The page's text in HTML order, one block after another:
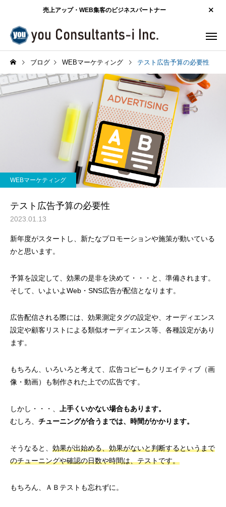
売上アップ・WEB集客のビジネスパートナー
ブログ WEBマーケティング テスト広告予算の必要性
WEBマーケティング
テスト広告予算の必要性
2023.01.13
新年度がスタートし、新たなプロモーションや施策が動いている
かと思います。
予算を設定して、効果の是非を決めて・・・と、準備されます。
そして、いよいよWeb・SNS広告が配信となります。
広告配信される際には、効果測定タグの設定や、オーディエンス
設定や顧客リストによる類似オーディエンス等、各種設定があり
ます。
もちろん、いろいろと考えて、広告コピーもクリエイティブ（画
像・動画）も制作された上での広告です。
しかし・・・、
上手くいかない場合もあります。
むしろ、 チューニングが合うまでは、時間がかかります。
そうなると、 効果が出始める、効果がないと判断するというまで
のチューニングや確認の日数や時間は、テストです。
もちろん、ＡＢテストも忘れずに。